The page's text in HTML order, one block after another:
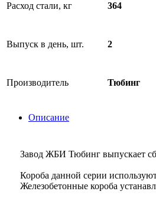
Расход стали, кг 364
Выпуск в день, шт. 2
Производитель Тюбинг
Описание
Завод ЖБИ Тюбинг выпускает
Короба данной серии
Железобетонные короба